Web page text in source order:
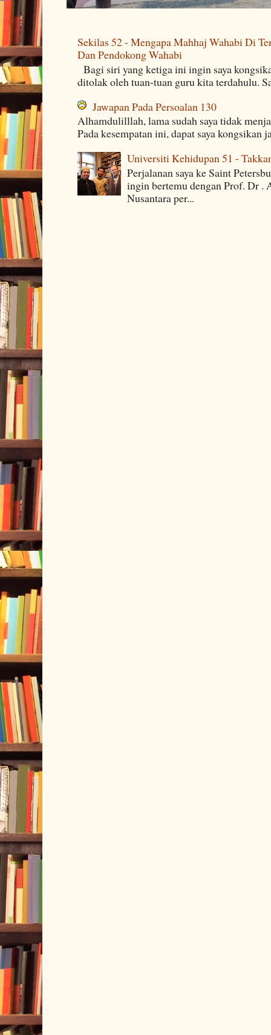
Sekilas 52 - Mengapa Mahhaj Wahabi Di
Dan Pendokong Wahabi
Bagi siri yang ketiga ini ingin saya
ditolak oleh tuan-tuan guru kita terdahulu.
Jawapan Pada Persoalan 130
Alhamdulilllah, lama sudah saya tidak
Pada kesempatan ini, dapat saya kongsikan
Universiti Kehidupan 51 -
Perjalanan saya ke Saint
ingin bertemu dengan Prof. Dr
Nusantara per...